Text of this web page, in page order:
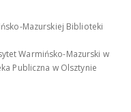
Mazurskiej Biblioteki
Warmińsko-Mazurski w
Publiczna w Olsztynie